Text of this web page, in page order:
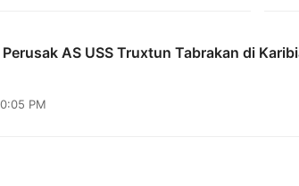
AS USS Truxtun Tabrakan di
PM